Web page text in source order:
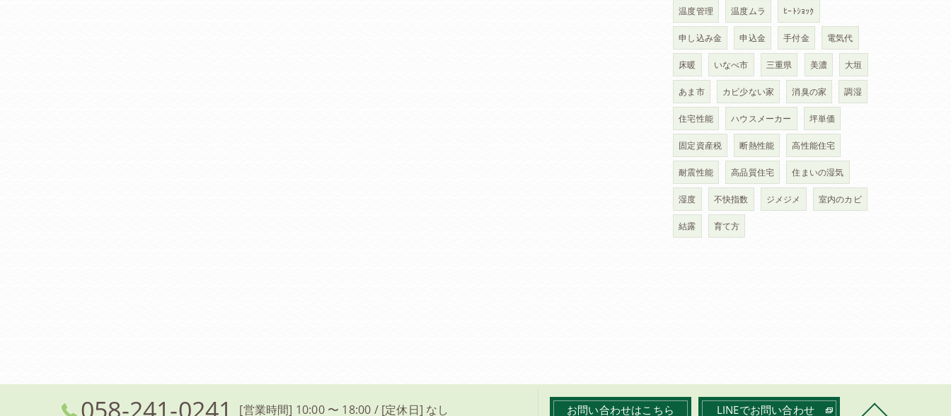
温度管理 温度ムラ ﾋｰﾄｼｮｯｸ
申し込み金 申込金 手付金 電気代
床暖 いなべ市 三重県 美濃 大垣
あま市 カビ少ない家 消臭の家 調湿
住宅性能 ハウスメーカー 坪単価
固定資産税 断熱性能 高性能住宅
耐震性能 高品質住宅 住まいの湿気
湿度 不快指数 ジメジメ 室内のカビ
結露 育て方
[営業時間] 10:00 〜 18:00 / [定休日] なし お問い合わせはこちら LINEでお問い合わせ